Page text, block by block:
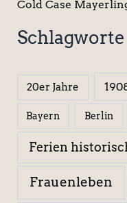
Cold Case
Schlagworte
20er Jahre
Bayern Berlin
Ferien
Frauenleben